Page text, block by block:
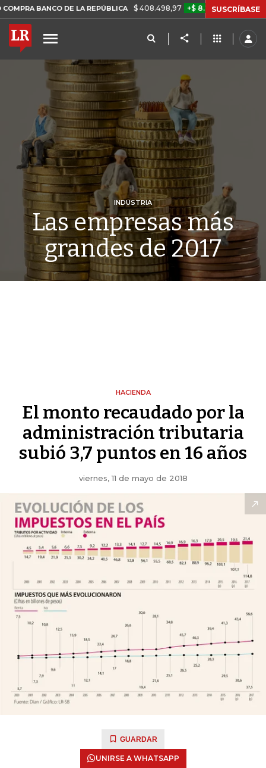
DE LA REPÚBLICA $ 408.498,97 +$ 8.753,81 +2,19% TASA DE
SUSCRÍBASE
INDUSTRIA
Las empresas más
grandes de 2017
HACIENDA
El monto recaudado por la
administración tributaria
subió 3,7 puntos en 16 años
viernes, 11 de mayo de 2018
GUARDAR
UNIRSE A WHATSAPP